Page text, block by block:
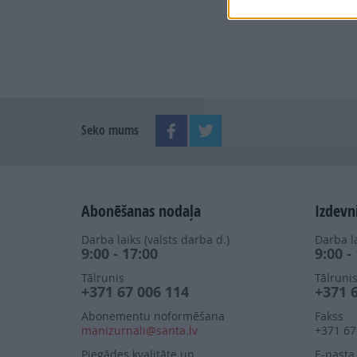
Seko mums
Abonēšanas nodaļa
Darba laiks (valsts darba d.)
9:00 - 17:00
Tālrunis
+371 67 006 114
Abonementu noformēšana
manizurnali@santa.lv
Darba
9:00 -
Tālrunis
+371
Fakss
+371